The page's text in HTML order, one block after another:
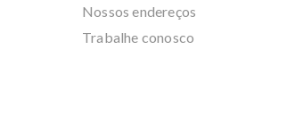
Nossos endereços
Trabalhe conosco